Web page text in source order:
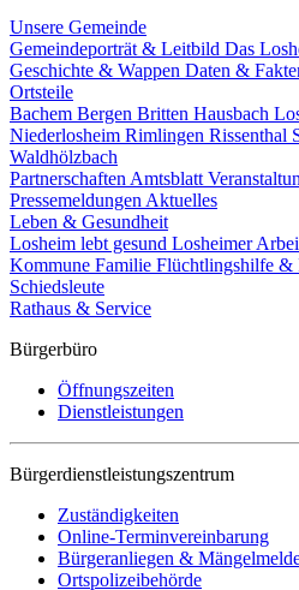
Unsere Gemeinde
Gemeindeporträt & Leitbild Das
Geschichte & Wappen Daten &
Ortsteile
Bachem Bergen Britten Hausbach
Niederlosheim Rimlingen Rissenthal
Waldhölzbach
Partnerschaften Amtsblatt
Pressemeldungen Aktuelles
Leben & Gesundheit
Losheim lebt gesund Losheimer
Kommune Familie Flüchtlingshilfe &
Schiedsleute
Rathaus & Service
Bürgerbüro
Öffnungszeiten
Dienstleistungen
Bürgerdienstleistungszentrum
Zuständigkeiten
Online-Terminvereinbarung
Bürgeranliegen &
Ortspolizeibehörde